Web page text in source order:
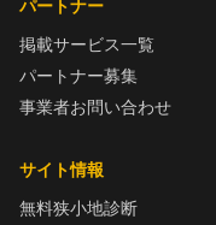
パートナー
掲載サービス一覧
パートナー募集
事業者お問い合わせ
サイト情報
無料狭小地診断